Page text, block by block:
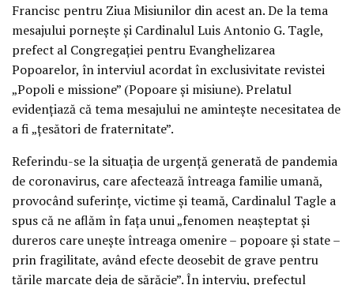
Francisc pentru Ziua Misiunilor din acest an. De la tema
mesajului pornește și Cardinalul Luis Antonio G. Tagle,
prefect al Congregației pentru Evanghelizarea
Popoarelor, în interviul acordat în exclusivitate revistei
„Popoli e missione” (Popoare și misiune). Prelatul
evidențiază că tema mesajului ne amintește necesitatea de
a fi „țesători de fraternitate”.
Referindu-se la situația de urgență generată de pandemia
de coronavirus, care afectează întreaga familie umană,
provocând suferințe, victime și teamă, Cardinalul Tagle a
spus că ne aflăm în fața unui „fenomen neașteptat și
dureros care unește întreaga omenire – popoare și state –
prin fragilitate, având efecte deosebit de grave pentru
țările marcate deja de sărăcie”. În interviu, prefectul